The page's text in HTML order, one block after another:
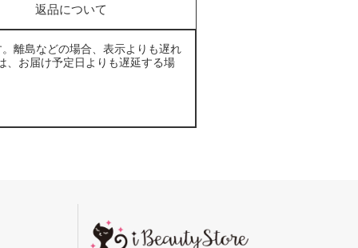
返品について
離島などの場合、表示よりも遅れ
、お届け予定日よりも遅延する場